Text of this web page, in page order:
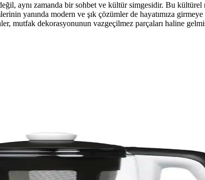
aynı zamanda bir sohbet ve kültür simgesidir. Bu
yanında modern ve şık çözümler de hayatımıza girmeye
mutfak dekorasyonunun vazgeçilmez parçaları haline
Otomatik kapanma, hızlı kaynatma ve sıcak tutma
ve Estetik Birlikte